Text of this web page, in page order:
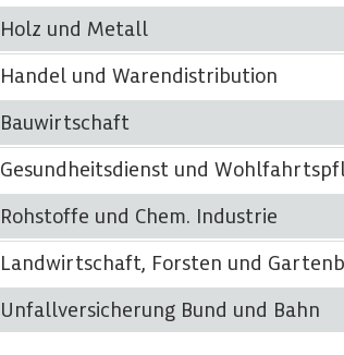
Holz und Metall
Handel und Warendistribution
Bauwirtschaft
Gesundheitsdienst und
Rohstoffe und Chem. Industrie
Landwirtschaft, Forsten und
Unfallversicherung Bund und Bahn